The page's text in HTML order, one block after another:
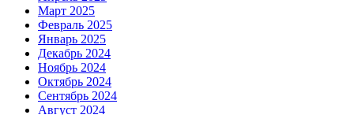
Март 2025
Февраль 2025
Январь 2025
Декабрь 2024
Ноябрь 2024
Октябрь 2024
Сентябрь 2024
Август 2024